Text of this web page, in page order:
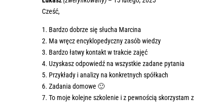
Cześć,
1. Bardzo dobrze się słucha Marcina
2. Ma wręcz encyklopedyczny zasób wiedzy
3. Bardzo łatwy kontakt w trakcie zajęć
4. Uzyskasz odpowiedź na wszystkie zadane pytania
5. Przykłady i analizy na konkretnych spółkach
6. Zadania domowe 🙂
7. To moje kolejne szkolenie i z pewnością skorzystam z